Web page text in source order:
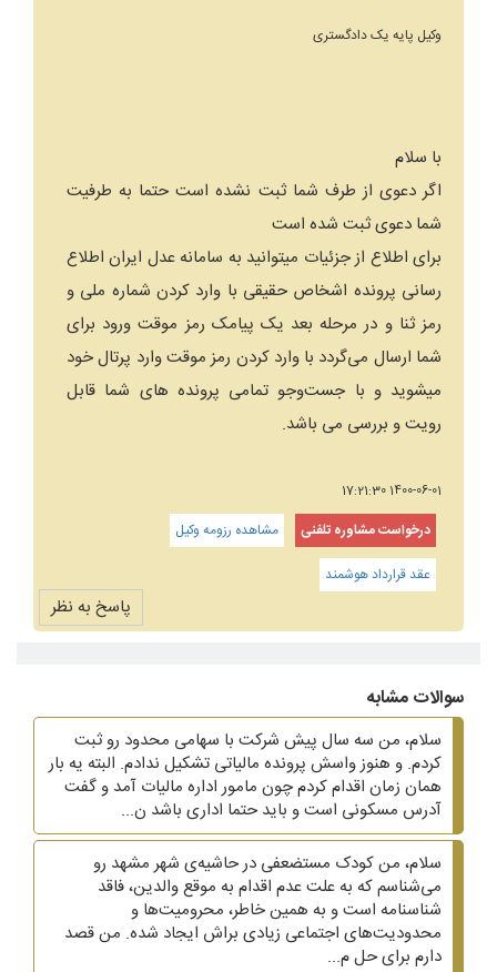
وکیل پایه یک دادگستری
با سلام
اگر دعوی از طرف شما ثبت نشده است حتما به طرفیت
شما دعوی ثبت شده است
برای اطلاع از جزئیات میتوانید به سامانه عدل ایران اطلاع
رسانی پرونده اشخاص حقیقی با وارد کردن شماره ملی و
رمز ثنا و در مرحله بعد یک پیامک رمز موقت ورود برای
شما ارسال می‌گردد با وارد کردن رمز موقت وارد پرتال خود
میشوید و با جست‌وجو تمامی پرونده های شما قابل
رویت و بررسی می باشد.
1400-06-01 17:21:30
درخواست مشاوره تلفنی
مشاهده رزومه وکیل
عقد قرارداد هوشمند
پاسخ به نظر
سوالات مشابه
سلام، من سه سال پیش شرکت با سهامی محدود رو ثبت
کردم. و هنوز واسش پرونده مالیاتی تشکیل ندادم. البته یه بار
همان زمان اقدام کردم چون مامور اداره مالیات آمد و گفت
آدرس مسکونی است و باید حتما اداری باشد ن...
سلام، من کودک مستضعفی در حاشیه‌ی شهر مشهد رو
می‌شناسم که به علت عدم اقدام به موقع والدین، فاقد
شناسنامه است و به همین خاطر، محرومیت‌ها و
محدودیت‌های اجتماعی زیادی براش ایجاد شده. من قصد
دارم برای حل م...